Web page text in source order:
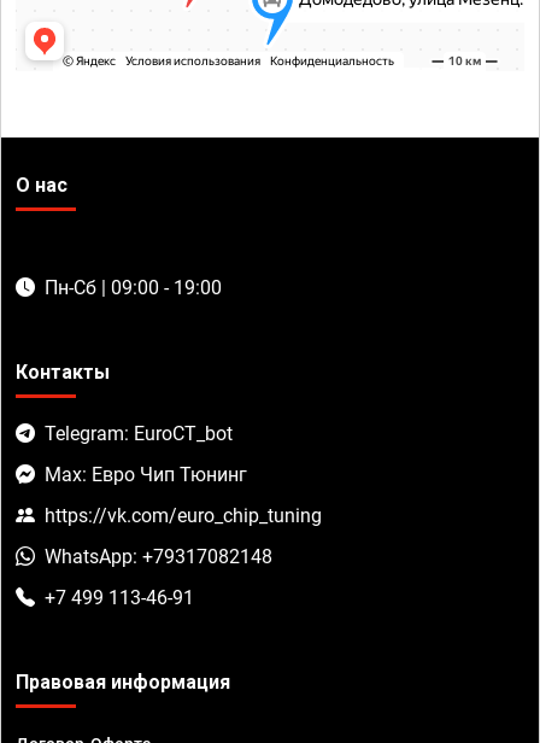
О нас
Пн-Сб | 09:00 - 19:00
Контакты
Telegram: EuroCT_bot
Max: Евро Чип Тюнинг
https://vk.com/euro_chip_tuning
WhatsApp: +79317082148
+7 499 113-46-91
Правовая информация